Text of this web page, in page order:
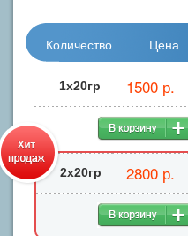
Количество Цена
1x20гр 1500 р.
2х20гр 2800 р.